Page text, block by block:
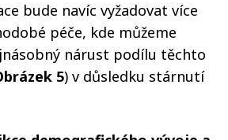
bude navíc vyžadovat více
péče, kde můžeme
nárust podílu těchto
5) v důsledku stárnutí